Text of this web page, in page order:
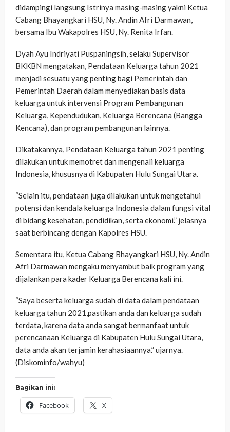
didampingi langsung Istrinya masing-masing yakni Ketua
Cabang Bhayangkari HSU, Ny. Andin Afri Darmawan,
bersama Ibu Wakapolres HSU, Ny. Renita Irfan.
Dyah Ayu Indriyati Puspaningsih, selaku Supervisor
BKKBN mengatakan, Pendataan Keluarga tahun 2021
menjadi sesuatu yang penting bagi Pemerintah dan
Pemerintah Daerah dalam menyediakan basis data
keluarga untuk intervensi Program Pembangunan
Keluarga, Kependudukan, Keluarga Berencana (Bangga
Kencana), dan program pembangunan lainnya.
Dikatakannya, Pendataan Keluarga tahun 2021 penting
dilakukan untuk memotret dan mengenali keluarga
Indonesia, khususnya di Kabupaten Hulu Sungai Utara.
“Selain itu, pendataan juga dilakukan untuk mengetahui
potensi dan kendala keluarga Indonesia dalam fungsi vital
di bidang kesehatan, pendidikan, serta ekonomi.” jelasnya
saat berbincang dengan Kapolres HSU.
Sementara itu, Ketua Cabang Bhayangkari HSU, Ny. Andin
Afri Darmawan mengaku menyambut baik program yang
dijalankan para kader Keluarga Berencana kali ini.
“Saya beserta keluarga sudah di data dalam pendataan
keluarga tahun 2021,pastikan anda dan keluarga sudah
terdata, karena data anda sangat bermanfaat untuk
perencanaan Keluarga di Kabupaten Hulu Sungai Utara,
data anda akan terjamin kerahasiaannya.” ujarnya.
(Diskominfo/wahyu)
Bagikan ini:
Facebook X